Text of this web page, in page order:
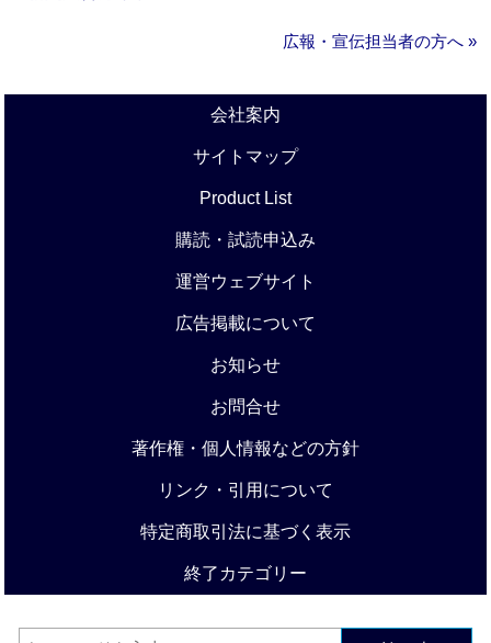
広報・宣伝担当者の方へ »
会社案内
サイトマップ
Product List
購読・試読申込み
運営ウェブサイト
広告掲載について
お知らせ
お問合せ
著作権・個人情報などの方針
リンク・引用について
特定商取引法に基づく表示
終了カテゴリー